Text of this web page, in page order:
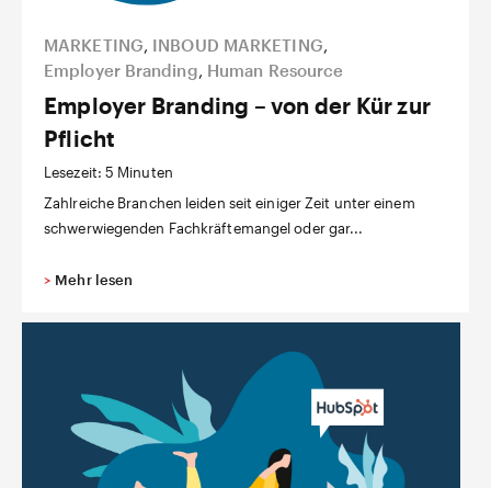
MARKETING, INBOUD MARKETING,
Employer Branding, Human Resource
Employer Branding – von der Kür zur
Pflicht
Lesezeit: 5 Minuten
Zahlreiche Branchen leiden seit einiger Zeit unter einem
schwerwiegenden Fachkräftemangel oder gar...
> Mehr lesen